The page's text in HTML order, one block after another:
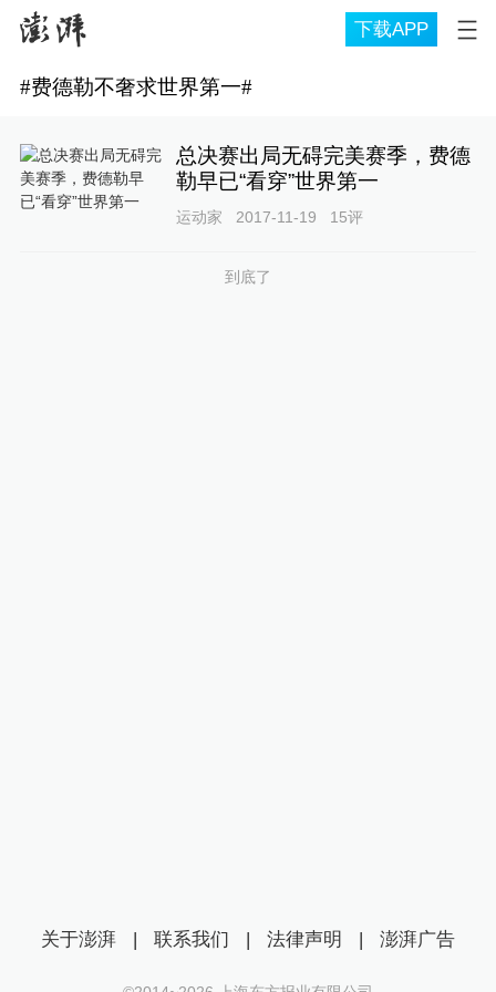
下载APP
#费德勒不奢求世界第一#
总决赛出局无碍完美赛季，费德
勒早已“看穿”世界第一
运动家 2017-11-19 15评
到底了
关于澎湃 | 联系我们 | 法律声明 | 澎湃广告